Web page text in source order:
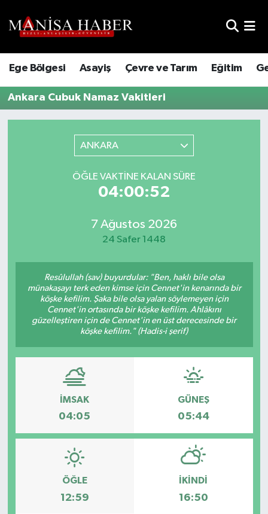
Ege Bölgesi Asayiş Çevre ve Tarım Eğitim
Ankara Cubuk Namaz Vakitleri
ANKARA
ÖĞLE VAKTINE KALAN SÜRE
04:00:52
7 Ağustos 2026
24 Safer 1448
Resûlullah (sav) buyurdular: "Ben, haklı bile olsa
münakaşayı terk eden kimse için Cennet'in kenarında bir
köşke kefilim. Şaka bile olsa yalan söylemeyen için
Cennet'in ortasında bir köşke kefilim. Ahlâkını
güzelleştiren için de Cennet'in en üst derecesinde bir
köşke kefilim." (Hadis-i şerif)
İMSAK
04:05
GÜNEŞ
05:44
ÖĞLE
12:59
İKINDI
16:50
Trafik Durumu
Tüm Manşetler